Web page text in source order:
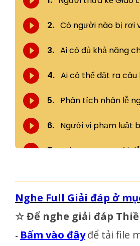
Nghe Full Giải đáp ở
☆Để nghe giải đáp
- Bấm vào đâyđể tải file